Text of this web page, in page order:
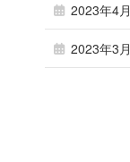
2023年4月
2023年3月